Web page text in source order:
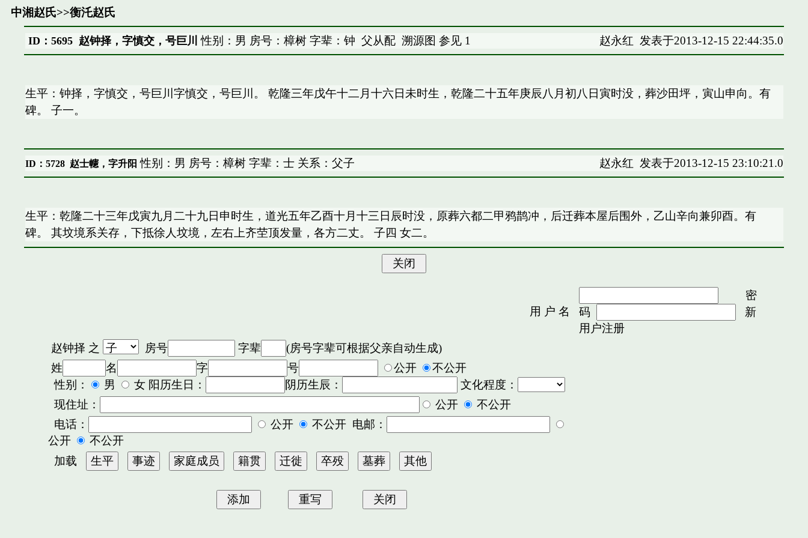
中湘赵氏>>衡汑赵氏
ID：5695 赵钟择，字慎交，号巨川 性别：男 房号：樟树 字辈：钟 父从配 溯源图 参见 1 赵永红 发表于2013-12-15 22:44:35.0
生平：钟择，字慎交，号巨川字慎交，号巨川。 乾隆三年戊午十二月十六日未时生，乾隆二十五年庚辰八月初八日寅时没，葬沙田坪，寅山申向。有
碑。 子一。
ID：5728 赵士幰，字升阳 性别：男 房号：樟树 字辈：士 关系：父子 赵永红 发表于2013-12-15 23:10:21.0
生平：乾隆二十三年戊寅九月二十九日申时生，道光五年乙酉十月十三日辰时没，原葬六都二甲鸦鹊冲，后迁葬本屋后围外，乙山辛向兼卯酉。有
碑。 其坟境系关存，下抵徐人坟境，左右上齐茔顶发量，各方二丈。 子四 女二。
用 户 名
密
码
新
用户注册
赵钟择 之 房号 字辈
(房号字辈可根据父亲自动生成)
姓
名 字 号 公开
不公开
性别：
男 女 阳历生日： 阴历生辰：
文化程度：
现住址：
公开
不公开
电话：
公开
不公开 电邮：
公开
不公开
加载